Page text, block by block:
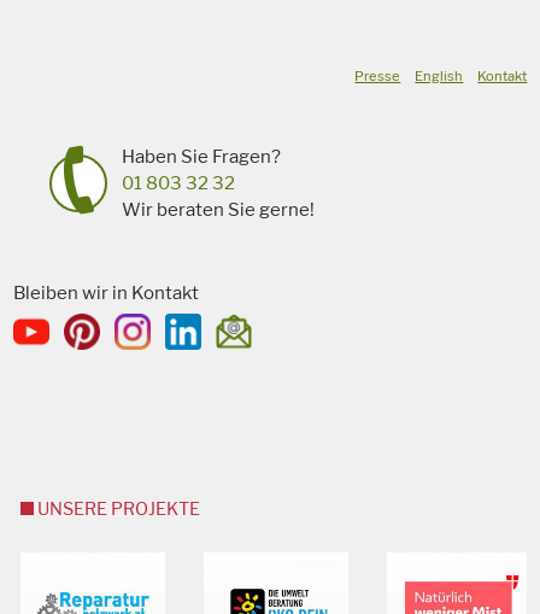
Presse English Kontakt
Haben Sie Fragen?
01 803 32 32
Wir beraten Sie gerne!
Bleiben wir in Kontakt
UNSERE PROJEKTE